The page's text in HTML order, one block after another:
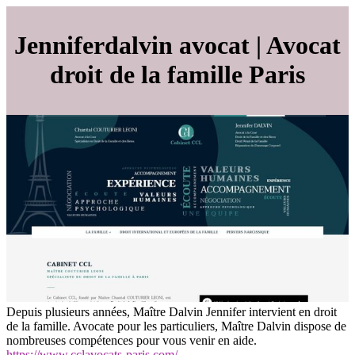
Jen­niferdal­vin avocat | Avocat
droit de la famille Paris
Depuis plusieurs années, Maître Dalvin Jennifer intervient en droit
de la famille. Avocate pour les particuliers, Maître Dalvin dispose de
nombreuses compétences pour vous venir en aide.